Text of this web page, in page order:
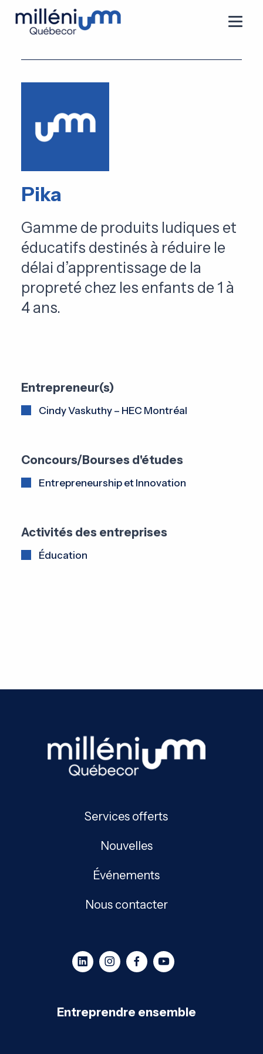
Pika
Gamme de produits ludiques et
éducatifs destinés à réduire le
délai d’apprentissage de la
propreté chez les enfants de 1 à
4 ans.
Entrepreneur(s)
Cindy Vaskuthy – HEC Montréal
Concours/Bourses d'études
Entrepreneurship et Innovation
Activités des entreprises
Éducation
Services offerts
Nouvelles
Événements
Nous contacter
Entreprendre ensemble